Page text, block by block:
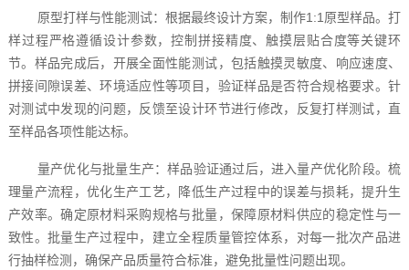
原型打样与性能测试：根据最终设计方案，制作1:1原型样品。打
样过程严格遵循设计参数，控制拼接精度、触摸层贴合度等关键环
节。样品完成后，开展全面性能测试，包括触摸灵敏度、响应速度、
拼接间隙误差、环境适应性等项目，验证样品是否符合规格要求。针
对测试中发现的问题，反馈至设计环节进行修改，反复打样测试，直
至样品各项性能达标。
量产优化与批量生产：样品验证通过后，进入量产优化阶段。梳
理量产流程，优化生产工艺，降低生产过程中的误差与损耗，提升生
产效率。确定原材料采购规格与批量，保障原材料供应的稳定性与一
致性。批量生产过程中，建立全程质量管控体系，对每一批次产品进
行抽样检测，确保产品质量符合标准，避免批量性问题出现。